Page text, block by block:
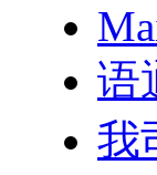
语
我